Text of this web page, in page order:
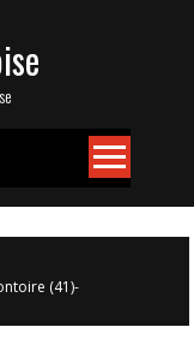
(41)-